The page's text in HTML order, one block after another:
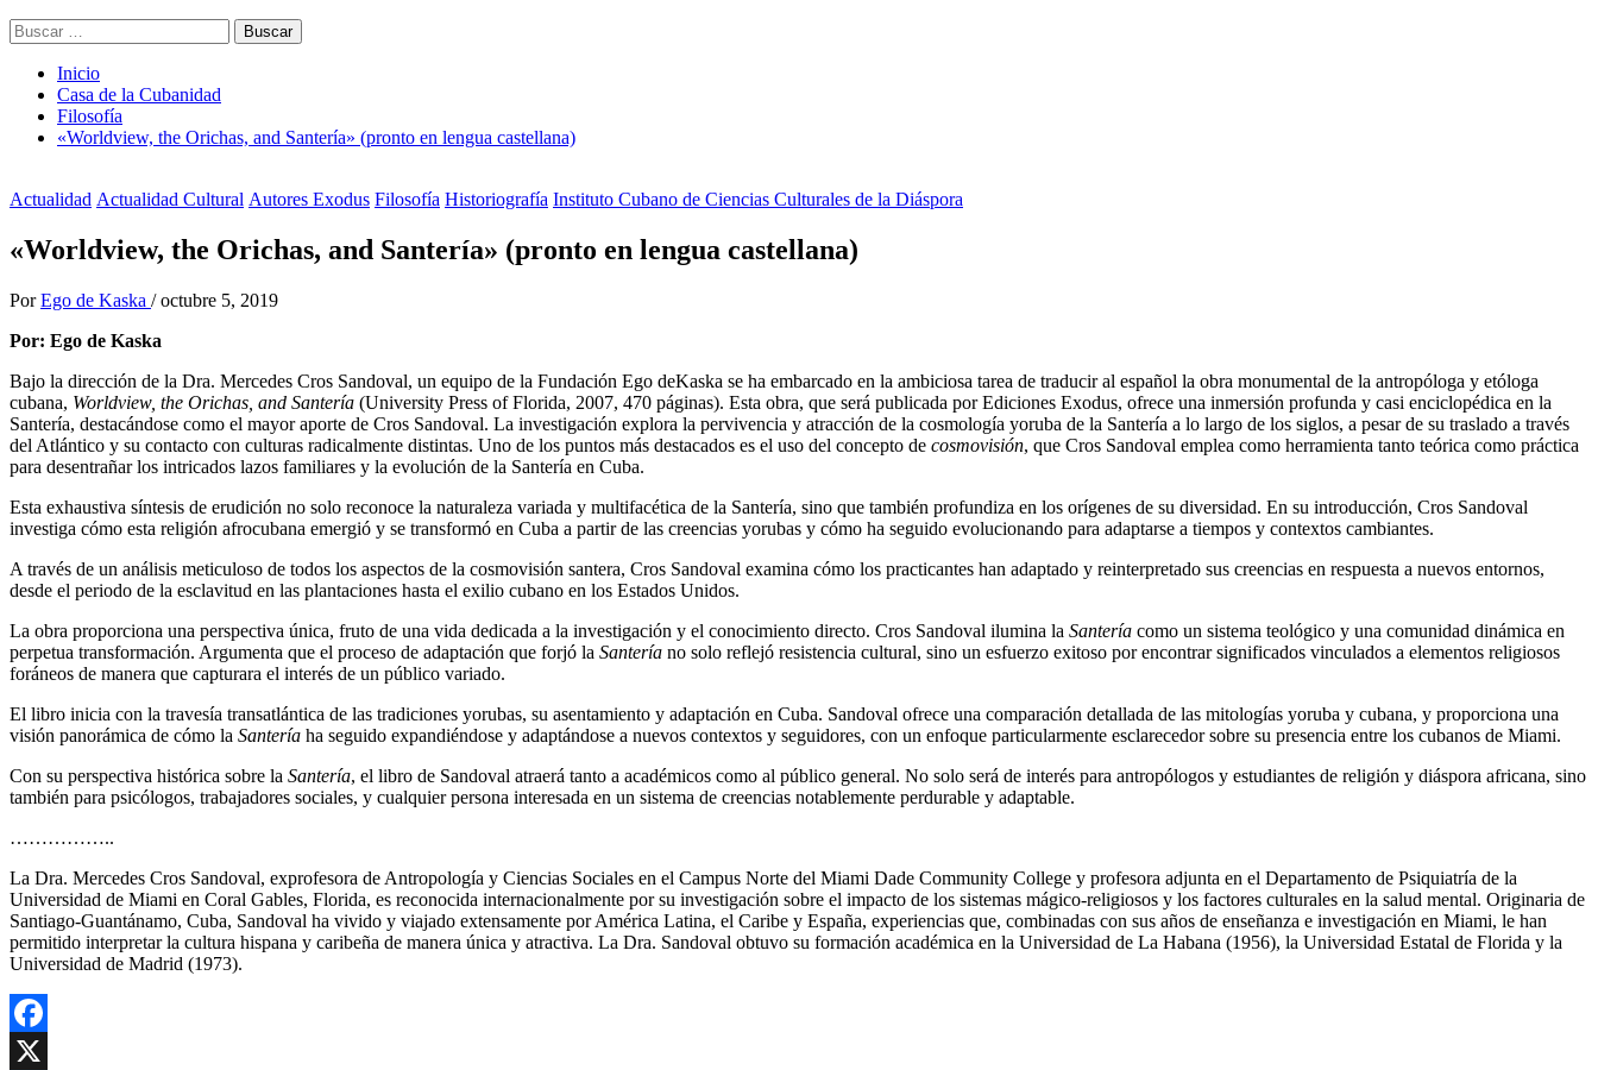
Buscar:
Inicio
Casa de la Cubanidad
Filosofía
«Worldview, the Orichas, and Santería» (pronto en lengua castellana)
Actualidad Actualidad Cultural Autores Exodus Filosofía Historiografía Instituto Cubano de Ciencias Culturales de la Diáspora
«Worldview, the Orichas, and Santería» (pronto en lengua castellana)
Por Ego de Kaska / octubre 5, 2019
Por: Ego de Kaska
Bajo la dirección de la Dra. Mercedes Cros Sandoval, un equipo de la Fundación Ego deKaska se ha embarcado en la ambiciosa tarea de traducir al español la obra monumental de la antropóloga y etóloga
cubana, Worldview, the Orichas, and Santería (University Press of Florida, 2007, 470 páginas). Esta obra, que será publicada por Ediciones Exodus, ofrece una inmersión profunda y casi enciclopédica en la
Santería, destacándose como el mayor aporte de Cros Sandoval. La investigación explora la pervivencia y atracción de la cosmología yoruba de la Santería a lo largo de los siglos, a pesar de su traslado a través
del Atlántico y su contacto con culturas radicalmente distintas. Uno de los puntos más destacados es el uso del concepto de cosmovisión, que Cros Sandoval emplea como herramienta tanto teórica como práctica
para desentrañar los intricados lazos familiares y la evolución de la Santería en Cuba.
Esta exhaustiva síntesis de erudición no solo reconoce la naturaleza variada y multifacética de la Santería, sino que también profundiza en los orígenes de su diversidad. En su introducción, Cros Sandoval
investiga cómo esta religión afrocubana emergió y se transformó en Cuba a partir de las creencias yorubas y cómo ha seguido evolucionando para adaptarse a tiempos y contextos cambiantes.
A través de un análisis meticuloso de todos los aspectos de la cosmovisión santera, Cros Sandoval examina cómo los practicantes han adaptado y reinterpretado sus creencias en respuesta a nuevos entornos,
desde el periodo de la esclavitud en las plantaciones hasta el exilio cubano en los Estados Unidos.
La obra proporciona una perspectiva única, fruto de una vida dedicada a la investigación y el conocimiento directo. Cros Sandoval ilumina la Santería como un sistema teológico y una comunidad dinámica en
perpetua transformación. Argumenta que el proceso de adaptación que forjó la Santería no solo reflejó resistencia cultural, sino un esfuerzo exitoso por encontrar significados vinculados a elementos religiosos
foráneos de manera que capturara el interés de un público variado.
El libro inicia con la travesía transatlántica de las tradiciones yorubas, su asentamiento y adaptación en Cuba. Sandoval ofrece una comparación detallada de las mitologías yoruba y cubana, y proporciona una
visión panorámica de cómo la Santería ha seguido expandiéndose y adaptándose a nuevos contextos y seguidores, con un enfoque particularmente esclarecedor sobre su presencia entre los cubanos de Miami.
Con su perspectiva histórica sobre la Santería, el libro de Sandoval atraerá tanto a académicos como al público general. No solo será de interés para antropólogos y estudiantes de religión y diáspora africana, sino
también para psicólogos, trabajadores sociales, y cualquier persona interesada en un sistema de creencias notablemente perdurable y adaptable.
……………..
La Dra. Mercedes Cros Sandoval, exprofesora de Antropología y Ciencias Sociales en el Campus Norte del Miami Dade Community College y profesora adjunta en el Departamento de Psiquiatría de la
Universidad de Miami en Coral Gables, Florida, es reconocida internacionalmente por su investigación sobre el impacto de los sistemas mágico-religiosos y los factores culturales en la salud mental. Originaria de
Santiago-Guantánamo, Cuba, Sandoval ha vivido y viajado extensamente por América Latina, el Caribe y España, experiencias que, combinadas con sus años de enseñanza e investigación en Miami, le han
permitido interpretar la cultura hispana y caribeña de manera única y atractiva. La Dra. Sandoval obtuvo su formación académica en la Universidad de La Habana (1956), la Universidad Estatal de Florida y la
Universidad de Madrid (1973).
Facebook